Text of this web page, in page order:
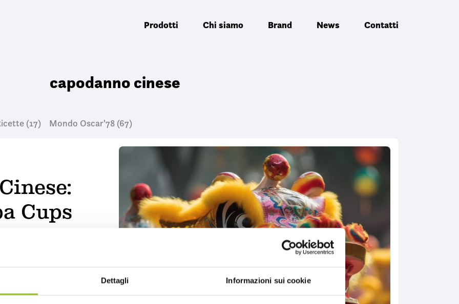
Dettagli Informazioni sui cookie
Prodotti Chi siamo Brand News Contatti
capodanno cinese
(17) Mondo Oscar'78 (67)
Cups
febbraio 2024 si
non solo in
come auspicio